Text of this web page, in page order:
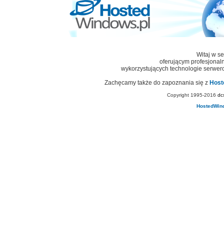
Witaj w
oferującym
wykorzystujących technologie
Zachęcamy także do zapoznania się z
Copyright 1995-2016